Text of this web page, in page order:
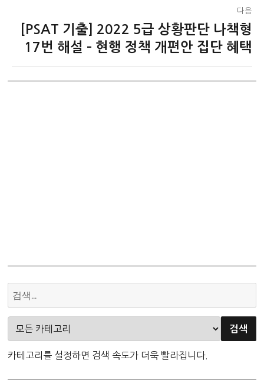
다음
[PSAT 기출] 2022 5급 상황판단 나책형
17번 해설 – 현행 정책 개편안 집단 혜택
카테고리를 설정하면 검색 속도가 더욱 빨라집니다.